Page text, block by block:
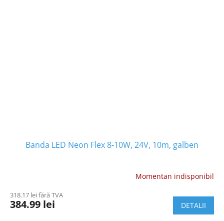
Banda LED Neon Flex 8-10W, 24V, 10m, galben
Momentan indisponibil
318.17 lei fără TVA
384.99 lei DETALII